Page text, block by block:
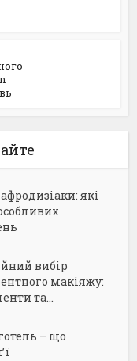
які
вибір
макіяжу:
та...
– що